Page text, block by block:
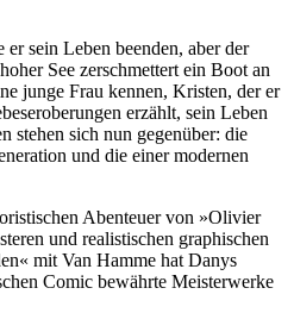
sein Leben beenden, aber der
See zerschmettert ein Boot an
junge Frau kennen, Kristen, der er
erzählt, sein Leben
stehen sich nun gegenüber: die
und die einer modernen
Abenteuer von »Olivier
und realistischen graphischen
mit Van Hamme hat Danys
Comic bewährte Meisterwerke